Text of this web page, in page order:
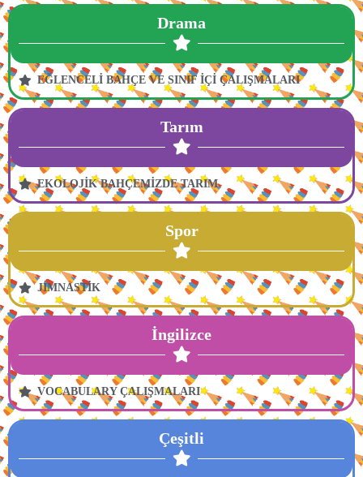
Drama
EĞLENCELİ BAHÇE VE SINIF İÇİ ÇALIŞMALARI
Tarım
EKOLOJİK BAHÇEMİZDE TARIM
Spor
JİMNASTİK
İngilizce
VOCABULARY ÇALIŞMALARI
Çeşitli